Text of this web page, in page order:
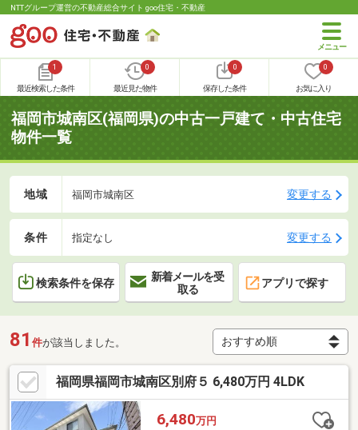
NTTグループ運営の不動産総合サイト goo住宅・不動産
1
最近検索した条件
0
最近見た物件
0
保存した条件
0
お気に入り
福岡市城南区(福岡県)の中古一戸建て・中古住宅
物件一覧
地域 福岡市城南区 変更する
条件 指定なし 変更する
検索条件を保存
新着メールを受
取る
アプリで探す
81 件が該当しました。
福岡県福岡市城南区別府５ 6,480万円 4LDK
6,480万円